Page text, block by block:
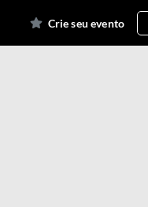
Crie seu evento